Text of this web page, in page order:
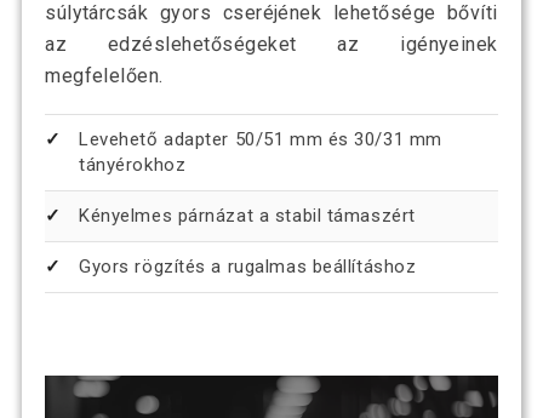
súlytárcsák gyors cseréjének lehetősége bővíti
az edzéslehetőségeket az igényeinek
megfelelően.
Levehető adapter 50/51 mm és 30/31 mm
tányérokhoz
Kényelmes párnázat a stabil támaszért
Gyors rögzítés a rugalmas beállításhoz